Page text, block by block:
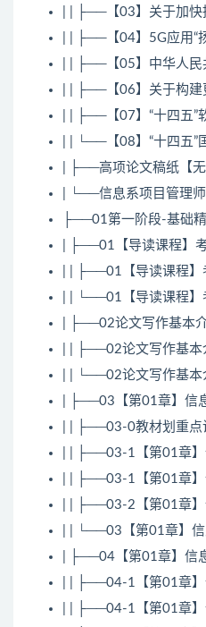
| | ├──【03】关于加
| | ├──【04】5G应用
| | ├──【05】中华人
| | ├──【06】关于构
| | ├──【07】“十四五
| | └──【08】“十四五
| ├──高项论文稿纸【
| └──信息系项目管理
├──01第一阶段-基础
| ├──01【导读课程】
| | ├──01【导读课程
| | └──01【导读课程
| ├──02论文写作基本
| | ├──02论文写作基
| | └──02论文写作基
| ├──03【第01章】信
| | ├──03-0教材划重
| | ├──03-1【第01章
| | ├──03-1【第01章
| | ├──03-2【第01章
| | └──03【第01章】
| ├──04【第01章】信
| | ├──04-1【第01章
| | ├──04-1【第01章